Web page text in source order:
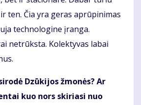
ten. Čia yra geras aprūpinimas
technologine įranga.
netrūksta. Kolektyvas labai
Dzūkijos žmonės? Ar
kuo nors skiriasi nuo